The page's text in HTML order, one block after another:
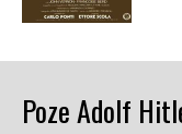
Poze Adolf